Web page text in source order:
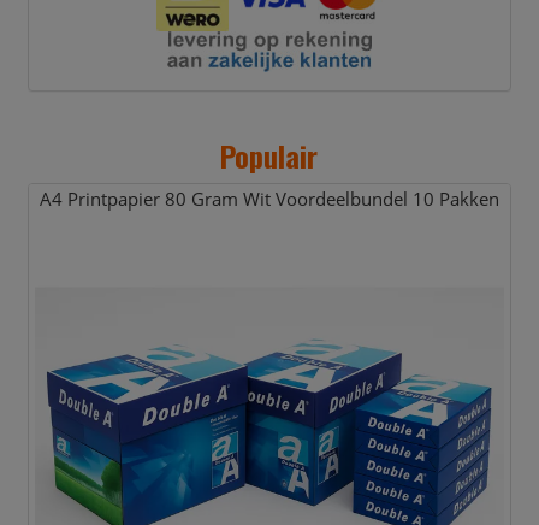
Populair
A4 Printpapier 80 Gram Wit Voordeelbundel 10 Pakken